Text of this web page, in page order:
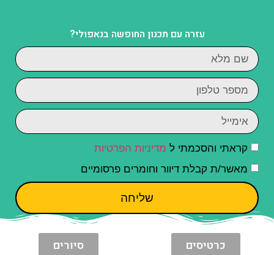
עזרה עם תכנון החופשה בנאפולי?
קראתי והסכמתי ל מדיניות הפרטיות
מאשר/ת קבלת דיוור וחומרים פרסומיים
שליחה
כרטיסים סיורים